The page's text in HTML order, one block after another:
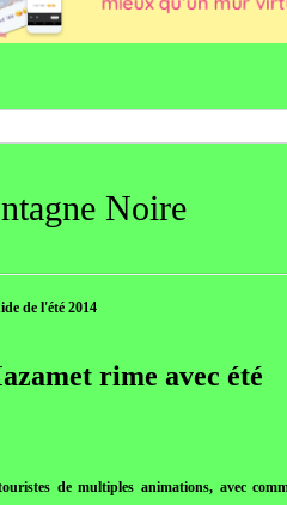
Noire
de l'été 2014
rime avec été
de multiples animations, avec